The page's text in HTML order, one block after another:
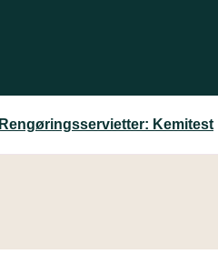
Rengøringsservietter: Kemitest